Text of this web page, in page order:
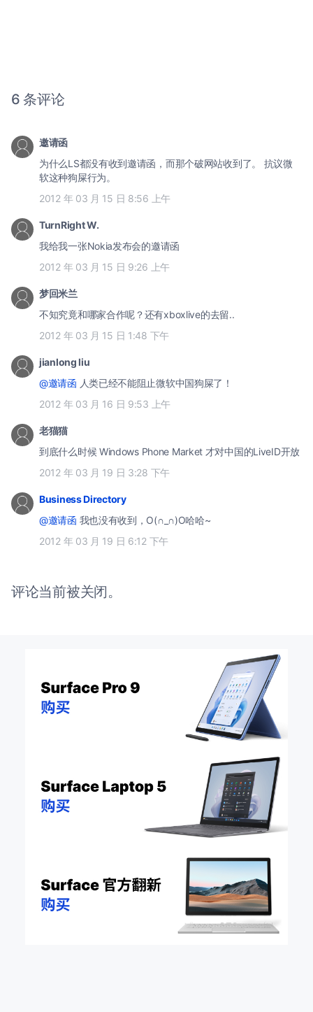
6 条评论
邀请函
为什么LS都没有收到邀请函，而那个破网站收到了。 抗议微
软这种狗屎行为。
2012 年 03 月 15 日 8:56 上午
TurnRight W.
我给我一张Nokia发布会的邀请函
2012 年 03 月 15 日 9:26 上午
梦回米兰
不知究竟和哪家合作呢？还有xboxlive的去留..
2012 年 03 月 15 日 1:48 下午
jianlong liu
@邀请函 人类已经不能阻止微软中国狗屎了！
2012 年 03 月 16 日 9:53 上午
老猫猫
到底什么时候 Windows Phone Market 才对中国的LiveID开放
2012 年 03 月 19 日 3:28 下午
Business Directory
@邀请函 我也没有收到，O(∩_∩)O哈哈~
2012 年 03 月 19 日 6:12 下午
评论当前被关闭。